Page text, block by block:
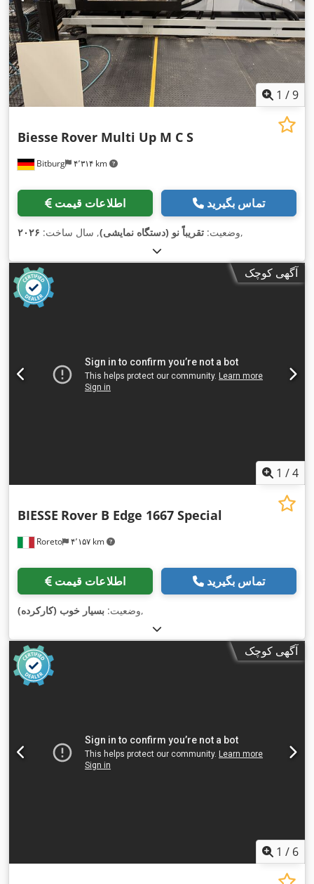
1 /9
Bitburg ۴٬۳۱۴ km
Biesse Rover Multi Up M C S
اطلاعات قیمت تماس بگیرید
وضعیت: تقریباً نو (دستگاه نمایشی), سال ساخت: ۲۰۲۶ ,
آگهی کوچک
1 /4
Roreto ۴٬۱۵۷ km
BIESSE Rover B Edge 1667 Special
اطلاعات قیمت تماس بگیرید
وضعیت: بسیار خوب (کارکرده) ,
آگهی کوچک
1 / 6